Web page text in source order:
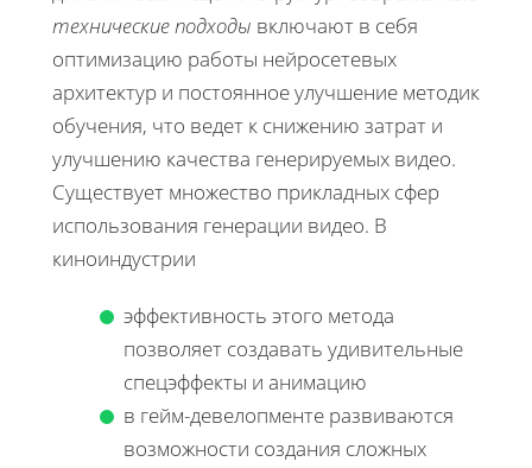
технические подходы включают в себя
оптимизацию работы нейросетевых
архитектур и постоянное улучшение методик
обучения, что ведет к снижению затрат и
улучшению качества генерируемых видео.
Существует множество прикладных сфер
использования генерации видео. В
киноиндустрии
эффективность этого метода
позволяет создавать удивительные
спецэффекты и анимацию
в гейм-девелопменте развиваются
возможности создания сложных